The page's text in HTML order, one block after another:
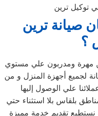
توكيل ترين
صيانة ترين
؟
مهرة ومدربون علي مستوي
لجميع أجهزة المنزل و من
علي الوصول إليها
بلقاس‏ بلا استثناء حتي
نستطيع تقديم خدمة مميزة